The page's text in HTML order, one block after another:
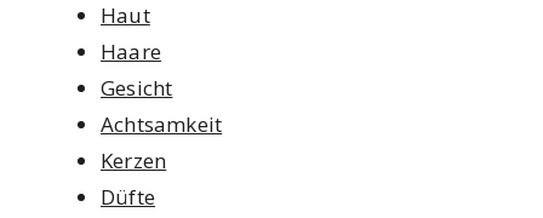
Haut
Haare
Gesicht
Achtsamkeit
Kerzen
Düfte